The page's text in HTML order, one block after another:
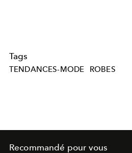
Tags
TENDANCES-MODE ROBES
Recommandé pour vous